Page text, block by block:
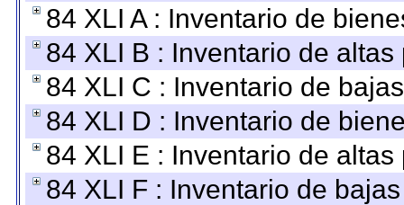
84 XLI A : Inventario de
84 XLI B : Inventario de
84 XLI C : Inventario de
84 XLI D : Inventario de
84 XLI E : Inventario de
84 XLI F : Inventario de